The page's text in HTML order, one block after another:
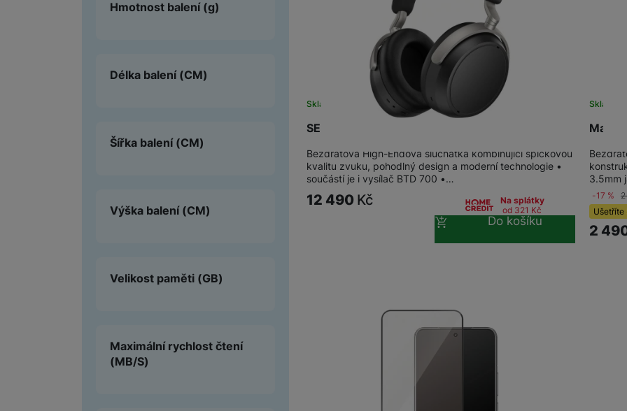
Hmotnost balení (g)
Délka balení (CM)
Šířka balení (CM)
Výška balení (CM)
Velikost paměti (GB)
Maximální rychlost čtení
(MB/S)
SENNHEISER HDB 630
Skladem na prodejně na 9 prodejnách
Bezdrátová High-Endová sluchátka kombinující špičkovou
kvalitu zvuku, pohodlný design a moderní technologie •
součástí je i vysílač BTD 700 •…
12 490 Kč
Na splátky
od 321 Kč
Do košíku
Skladem
3.5mm
-17 %
Ušetříte
2